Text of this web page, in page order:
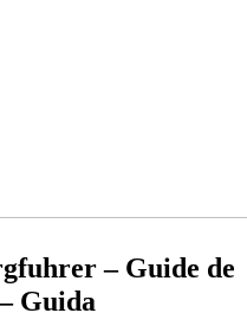
– Guide de
Guida